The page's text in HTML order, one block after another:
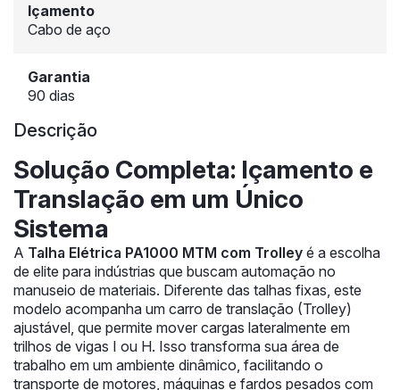
Içamento
Cabo de aço
Garantia
90 dias
Descrição
Solução Completa: Içamento e
Translação em um Único
Sistema
A Talha Elétrica PA1000 MTM com Trolley é a escolha
de elite para indústrias que buscam automação no
manuseio de materiais. Diferente das talhas fixas, este
modelo acompanha um carro de translação (Trolley)
ajustável, que permite mover cargas lateralmente em
trilhos de vigas I ou H. Isso transforma sua área de
trabalho em um ambiente dinâmico, facilitando o
transporte de motores, máquinas e fardos pesados com